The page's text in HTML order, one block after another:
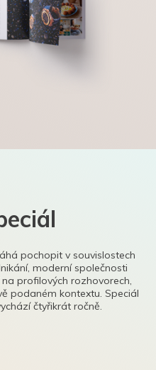
pochopit v souvislostech
moderní společnosti
profilových rozhovorech,
podaném kontextu. Speciál
čtyřikrát ročně.